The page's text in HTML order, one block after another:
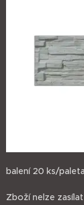
balení 20 ks/
Zboží nelze